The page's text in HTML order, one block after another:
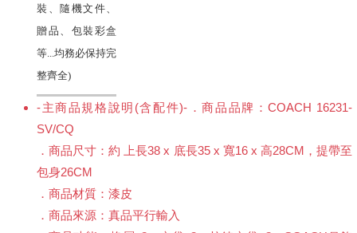
裝、隨機文件、
贈品、包裝彩盒
等...均務必保持完
整齊全)
-主商品規格說明(含配件)-．商品品牌：COACH 16231-
SV/CQ
．商品尺寸：約 上長38 x 底長35 x 寬16 x 高28CM，提帶至
包身26CM
．商品材質：漆皮
．商品來源：真品平行輸入